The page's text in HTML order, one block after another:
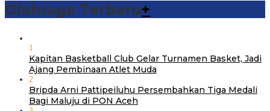
Olahraga Terbaru+
1
Kapitan Basketball Club Gelar Turnamen Basket, Jadi
Ajang Pembinaan Atlet Muda
2
Bripda Arni Pattipeiluhu Persembahkan Tiga Medali
Bagi Maluju di PON Aceh